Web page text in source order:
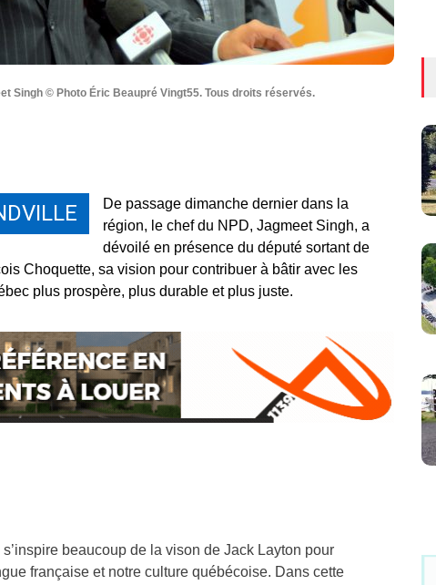
Singh © Photo Éric Beaupré Vingt55. Tous droits réservés.
De passage dimanche dernier dans la
région, le chef du NPD, Jagmeet Singh, a
dévoilé en présence du député sortant de
Choquette, sa vision pour contribuer à bâtir avec les
plus prospère, plus durable et plus juste.
s’inspire beaucoup de la vison de Jack Layton pour
française et notre culture québécoise. Dans cette